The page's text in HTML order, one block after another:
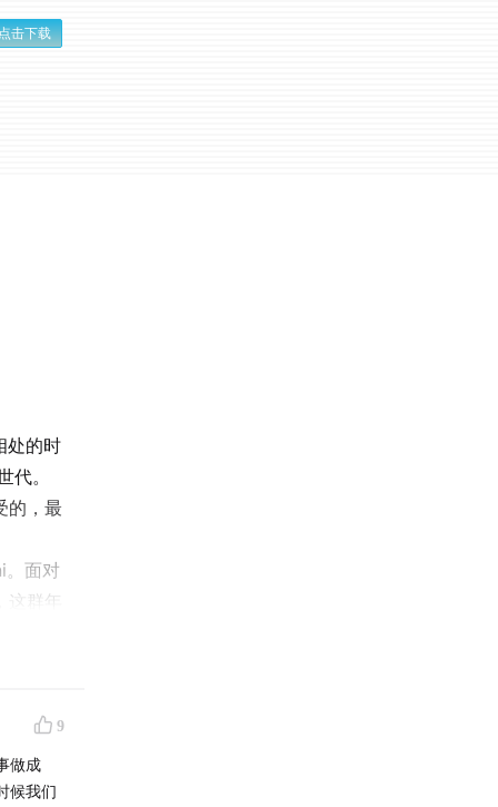
击下载
处的时
。
的，最
。面对
群年
9
做成
候我们